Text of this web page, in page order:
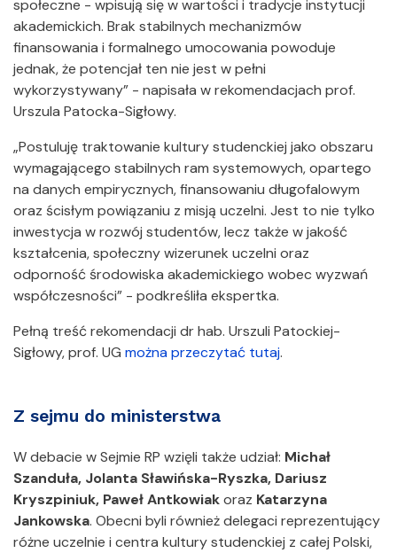
społeczne - wpisują się w wartości i tradycje instytucji
akademickich. Brak stabilnych mechanizmów
finansowania i formalnego umocowania powoduje
jednak, że potencjał ten nie jest w pełni
wykorzystywany” - napisała w rekomendacjach prof.
Urszula Patocka-Sigłowy.
„Postuluję traktowanie kultury studenckiej jako obszaru
wymagającego stabilnych ram systemowych, opartego
na danych empirycznych, finansowaniu długofalowym
oraz ścisłym powiązaniu z misją uczelni. Jest to nie tylko
inwestycja w rozwój studentów, lecz także w jakość
kształcenia, społeczny wizerunek uczelni oraz
odporność środowiska akademickiego wobec wyzwań
współczesności” - podkreśliła ekspertka.
Pełną treść rekomendacji dr hab. Urszuli Patockiej-
Sigłowy, prof. UG można przeczytać tutaj.
Z sejmu do ministerstwa
W debacie w Sejmie RP wzięli także udział: Michał
Szanduła, Jolanta Sławińska-Ryszka, Dariusz
Kryszpiniuk, Paweł Antkowiakoraz Katarzyna
Jankowska. Obecni byli również delegaci reprezentujący
różne uczelnie i centra kultury studenckiej z całej Polski,